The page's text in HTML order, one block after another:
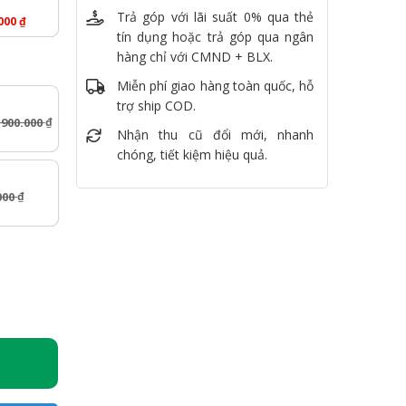
₫
₫
₫
Trả góp với lãi suất 0% qua thẻ
tín dụng hoặc trả góp qua ngân
hàng chỉ với CMND + BLX.
Miễn phí giao hàng toàn quốc, hỗ
trợ ship COD.
Nhận thu cũ đổi mới, nhanh
chóng, tiết kiệm hiệu quả.